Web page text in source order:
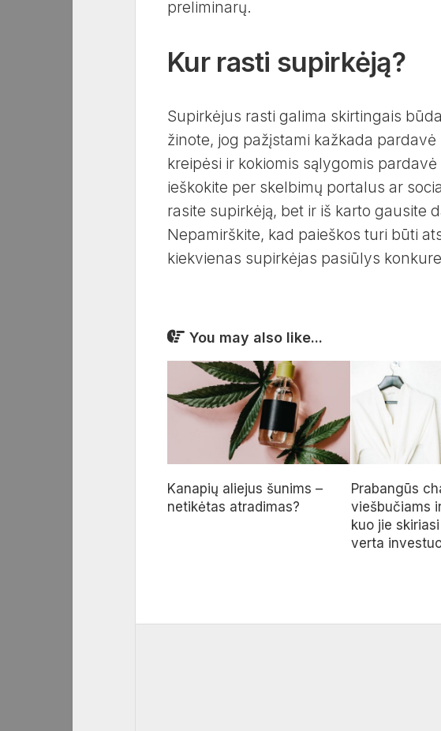
preliminarų.
Kur rasti supirkėją?
Supirkėjus rasti galima skirtingais
žinote, jog pažįstami kažkada
kreipėsi ir kokiomis sąlygomis
ieškokite per skelbimų portalus ar
rasite supirkėją, bet ir iš karto gausite
Nepamirškite, kad paieškos turi būti
kiekvienas supirkėjas pasiūlys
You may also like...
Kanapių aliejus šunims –
netikėtas atradimas?
Prabangūs
viešbučiams
kuo jie
verta